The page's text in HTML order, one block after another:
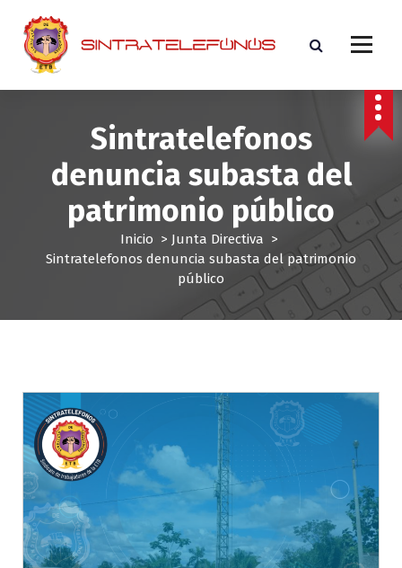
a
o
Sintratelefonos
denuncia subasta del
patrimonio público
Inicio > Junta Directiva >
Sintratelefonos denuncia subasta del patrimonio
público